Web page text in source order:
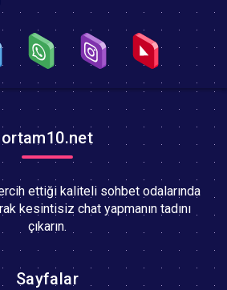
ortam10.net
ettiği kaliteli sohbet odalarında
kesintisiz chat yapmanın tadını
çıkarın.
Sayfalar